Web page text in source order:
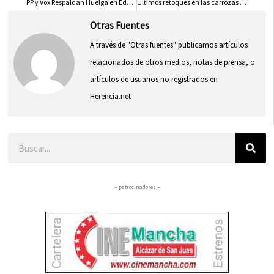
PP y Vox Respaldan Huelga en Educación; C-LM Señala Recortes del PP como Causa Últimos retoques en las carrozas para la apertura de la Feria de Albacete
Otras Fuentes
A través de "Otras fuentes" publicamos artículos
relacionados de otros medios, notas de prensa, o
artículos de usuarios no registrados en
Herencia.net
– patrocinadores –